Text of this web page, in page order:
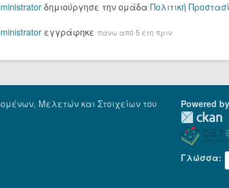
δημιούργησε την ομάδα Πολιτική
εγγράφηκε πάνω από 5 έτη πριν
Μελετών και Στοιχείων του
Powered by
Γλώσσα